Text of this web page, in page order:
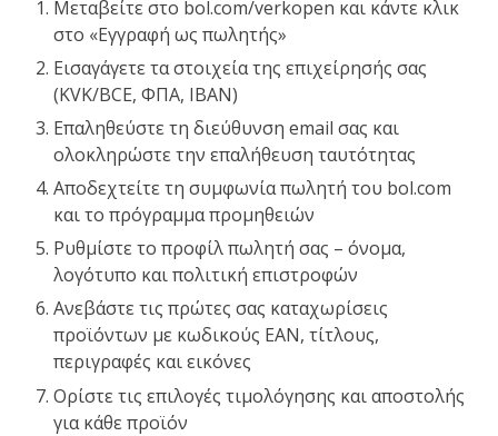
Μεταβείτε στο bol.com/verkopen και κάντε κλικ
στο «Εγγραφή ως πωλητής»
Εισαγάγετε τα στοιχεία της επιχείρησής σας
(KVK/BCE, ΦΠΑ, IBAN)
Επαληθεύστε τη διεύθυνση email σας και
ολοκληρώστε την επαλήθευση ταυτότητας
Αποδεχτείτε τη συμφωνία πωλητή του bol.com
και το πρόγραμμα προμηθειών
Ρυθμίστε το προφίλ πωλητή σας – όνομα,
λογότυπο και πολιτική επιστροφών
Ανεβάστε τις πρώτες σας καταχωρίσεις
προϊόντων με κωδικούς EAN, τίτλους,
περιγραφές και εικόνες
Ορίστε τις επιλογές τιμολόγησης και αποστολής
για κάθε προϊόν